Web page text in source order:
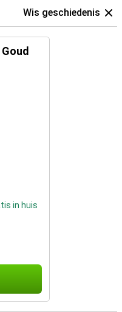
Wis geschiedenis
in huis